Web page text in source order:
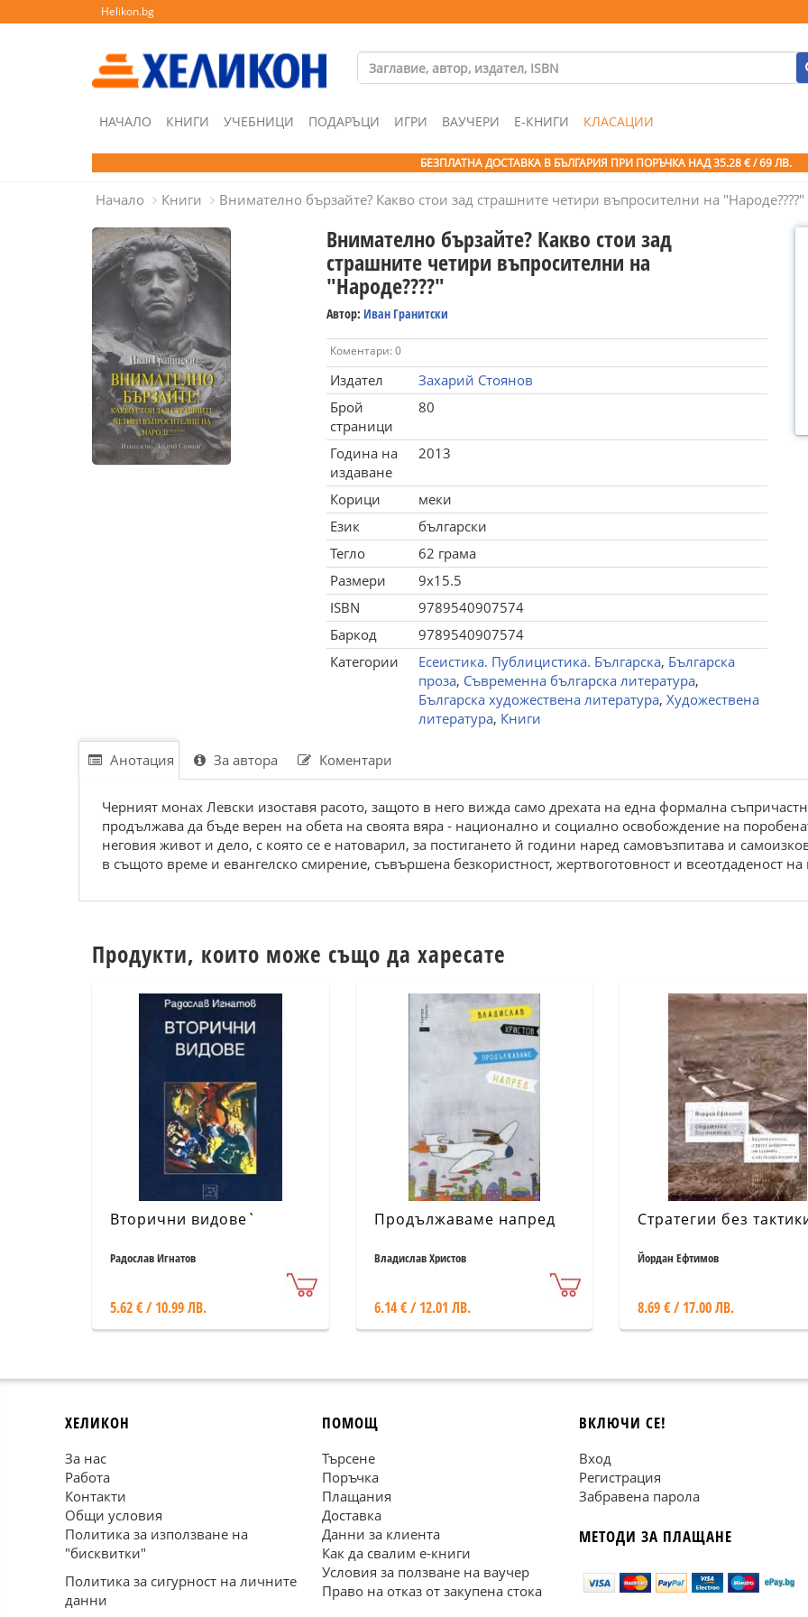
Helikon.bg
НАЧАЛО КНИГИ УЧЕБНИЦИ ПОДАРЪЦИ ИГРИ ВАУЧЕРИ Е-КНИГИ КЛАСАЦИИ
БЕЗПЛАТНА ДОСТАВКА В БЪЛГАРИЯ ПРИ ПОРЪЧКА НАД 35.28 € / 69 ЛВ.
Начало Книги Внимателно бързайте? Какво стои зад страшните четири въпросителни на "Народе????"
Внимателно бързайте? Какво стои зад
страшните четири въпросителни на
"Народе????"
Автор: Иван Гранитски
Коментари: 0
Издател
Захарий Стоянов
Брой
страници
80
Година на
издаване
2013
Корици
меки
Език
български
Тегло
62 грама
Размери
9x15.5
ISBN
9789540907574
Баркод
9789540907574
Категории
Есеистика. Публицистика. Българска, Българска
проза, Съвременна българска литература,
Българска художествена литература, Художествена
литература, Книги
Анотация За автора Коментари
Черният монах Левски изоставя расото, защото в него вижда само дрехата на една формална
продължава да бъде верен на обета на своята вяра - национално и социално освобождение на
неговия живот и дело, с която се е натоварил, за постигането й години наред самовъзпитава и
в същото време и евангелско смирение, съвършена безкористност, жертвоготовност и всеотдаденост
Продукти, които може също да харесате
Вторични видове`
Радослав Игнатов
5.62 € / 10.99 ЛВ.
Продължаваме напред
Владислав Христов
6.14 € / 12.01 ЛВ.
Стратегии без
Йордан Ефтимов
8.69 € / 17.00 ЛВ.
ХЕЛИКОН
За нас
Работа
Контакти
Общи условия
Политика за използване на
"бисквитки"
Политика за сигурност на личните
данни
ПОМОЩ
Търсене
Поръчка
Плащания
Доставка
Данни за клиента
Как да свалим е-книги
Условия за ползване на ваучер
Право на отказ от закупена стока
ВКЛЮЧИ СЕ!
Вход
Регистрация
Забравена парола
МЕТОДИ ЗА ПЛАЩАНЕ